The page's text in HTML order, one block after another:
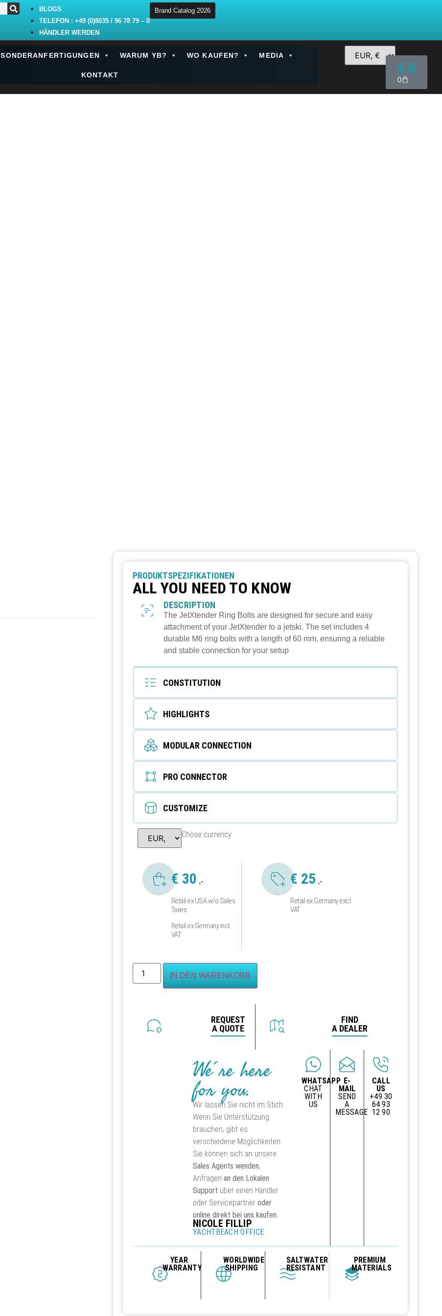
BLOGS
TELEFON : +49 (0)8035 / 96 78 79 – 0
HÄNDLER WERDEN
Brand Catalog 2026
SONDERANFERTIGUNGEN WARUM YB? WO KAUFEN? MEDIA
KONTAKT € 0
0
PRODUKTSPEZIFIKATIONEN
ALL YOU NEED TO KNOW
DESCRIPTION
The JetXtender Ring Bolts are designed for secure and easy
attachment of your JetXtender to a jetski. The set includes 4
durable M6 ring bolts with a length of 60 mm, ensuring a reliable
and stable connection for your setup
CONSTITUTION
HIGHLIGHTS
MODULAR CONNECTION
PRO CONNECTOR
CUSTOMIZE
Chose currency
€ 30 ,-
Retail ex USA w/o Sales
Taxes
Retail ex Germany incl.
VAT
€ 25 ,-
Retail ex Germany excl.
VAT
IN DEN WARENKORB
REQUEST
A QUOTE
FIND
A DEALER
We´re here
for you.
Wir lassen Sie nicht im Stich.
Wenn Sie Unterstützung
brauchen, gibt es
verschiedene Möglichkeiten.
Sie können sich an unsere
Sales Agents wenden,
Anfragenan den Lokalen
Support über einen Händler
oder Servicepartneroder
online direkt bei uns kaufen..
NICOLE FILLIP
YACHTBEACH OFFICE
WHATSAPP
CHAT
WITH
US
E-
MAIL
SEND
A
MESSAGE
CALL
US
+49 30
64 93
12 90
YEAR
WARRANTY
WORLDWIDE
SHIPPING
SALTWATER
RESISTANT
PREMIUM
MATERIALS